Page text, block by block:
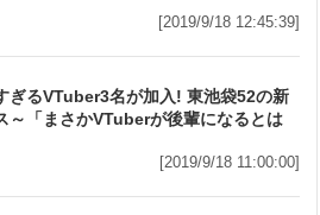
[2019/9/18 12:45:39]
ぎるVTuber3名が加入! 東池袋52の新
～「まさかVTuberが後輩になるとは
[2019/9/18 11:00:00]